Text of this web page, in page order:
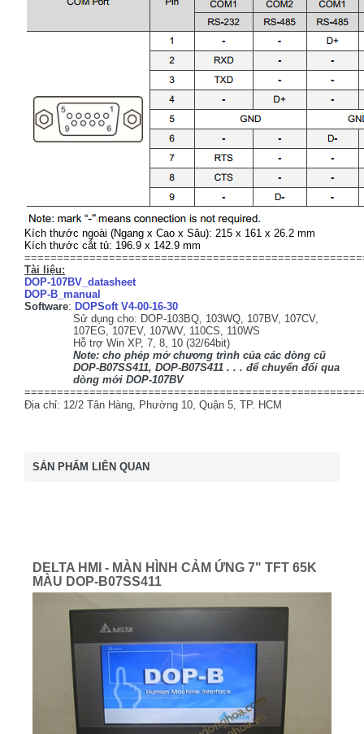
Kích thước ngoài (Ngang x Cao x Sâu): 215 x 161 x 26.2 mm
Kích thước cắt tủ: 196.9 x 142.9 mm
Tài liệu:
DOP-107BV_datasheet
DOP-B_manual
Software: DOPSoft V4-00-16-30
Sử dụng cho: DOP-103BQ, 103WQ, 107BV, 107CV,
107EG, 107EV, 107WV, 110CS, 110WS
Hỗ trợ Win XP, 7, 8, 10 (32/64bit)
Note: cho phép mở chương trình của các dòng cũ
DOP-B07SS411, DOP-B07S411 . . . để chuyển đổi qua
dòng mới DOP-107BV
Địa chỉ: 12/2 Tân Hàng, Phường 10, Quận 5, TP. HCM
SẢN PHẨM LIÊN QUAN
DELTA HMI - MÀN HÌNH CẢM ỨNG 7" TFT 65K
MÀU DOP-B07SS411